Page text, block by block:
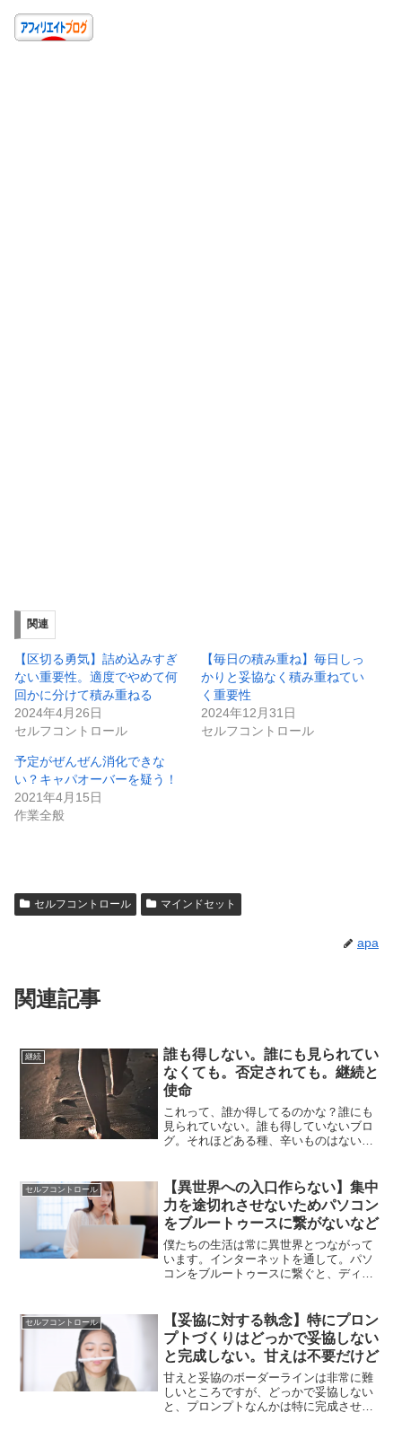
関連
【区切る勇気】詰め込みすぎ
ない重要性。適度でやめて何
回かに分けて積み重ねる
2024年4月26日
セルフコントロール
【毎日の積み重ね】毎日しっ
かりと妥協なく積み重ねてい
く重要性
2024年12月31日
セルフコントロール
予定がぜんぜん消化できな
い？キャパオーバーを疑う！
2021年4月15日
作業全般
セルフコントロール マインドセット
apa
関連記事
継続
誰も得しない。誰にも見られてい
なくても。否定されても。継続と
使命
これって、誰か得してるのかな？誰にも
見られていない。誰も得していないブロ
グ。それほどある種、辛いものはないの
形を変えました。そして、今のこのブロ
グに落ち着いていますけど...
セルフコントロール
【異世界への入口作らない】集中
力を途切れさせないためパソコン
をブルートゥースに繋がないなど
僕たちの生活は常に異世界とつながって
います。インターネットを通して。パソ
コンをブルートゥースに繋ぐと、ディス
うに、異世界への入口を作らないことが
大切です。
セルフコントロール
【妥協に対する執念】特にプロン
プトづくりはどっかで妥協しない
と完成しない。甘えは不要だけど
甘えと妥協のボーダーラインは非常に難
しいところですが、どっかで妥協しない
と、プロンプトなんかは特に完成させる